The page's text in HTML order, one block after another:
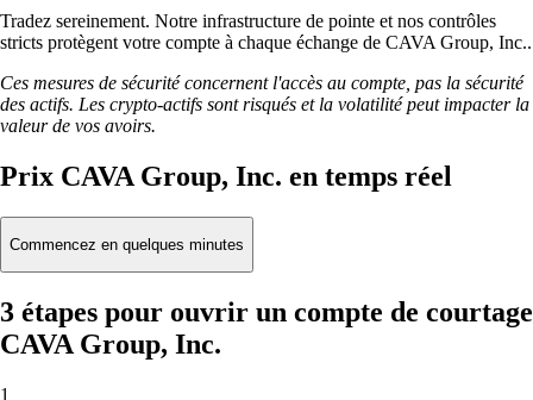
Tradez sereinement. Notre infrastructure de pointe et nos contrôles
stricts protègent votre compte à chaque échange de CAVA Group, Inc..
Ces mesures de sécurité concernent l'accès au compte, pas la sécurité
des actifs. Les crypto-actifs sont risqués et la volatilité peut impacter la
valeur de vos avoirs.
Prix CAVA Group, Inc. en temps réel
Commencez en quelques minutes
3 étapes pour ouvrir un compte de courtage
CAVA Group, Inc.
1